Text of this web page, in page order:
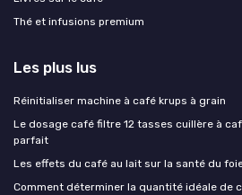
Thé et infusions premium
Les plus lus
Réinitialiser machine à café krups à grain
Le dosage café filtre 12 tasses cuillère à
parfait
Les effets du café au lait sur la santé du
Comment déterminer la quantité idéale de